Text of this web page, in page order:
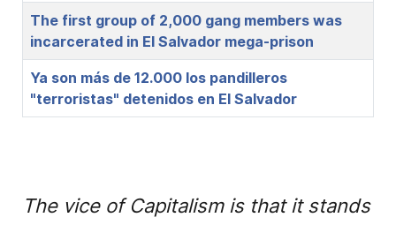
The first group of 2,000 gang members was
incarcerated in El Salvador mega-prison
Ya son más de 12.000 los pandilleros
"terroristas" detenidos en El Salvador
The vice of Capitalism is that it stands